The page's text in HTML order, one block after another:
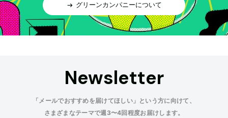
グリーンカンパニーについて
Newsletter
「メールでおすすめを届けてほしい」という方に向けて、
さまざまなテーマで週3〜4回程度お届けします。